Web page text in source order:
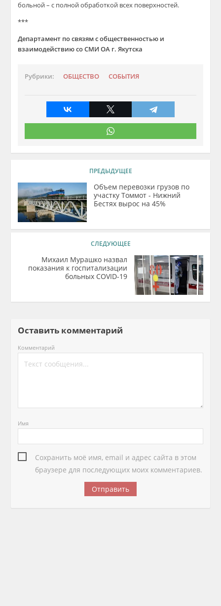
больной – с полной обработкой всех поверхностей.
***
Департамент по связям с общественностью и
взаимодействию со СМИ ОА г. Якутска
Рубрики: ОБЩЕСТВО СОБЫТИЯ
ПРЕДЫДУЩЕЕ
Объем перевозки грузов по
участку Томмот - Нижний
Бестях вырос на 45%
СЛЕДУЮЩЕЕ
Михаил Мурашко назвал
показания к госпитализации
больных COVID-19
Оставить комментарий
Комментарий
Имя
Сохранить моё имя, email и адрес сайта в этом
браузере для последующих моих комментариев.